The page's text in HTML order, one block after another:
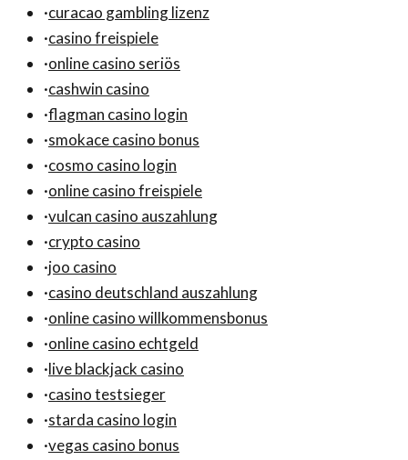
·curacao gambling lizenz
·casino freispiele
·online casino seriös
·cashwin casino
·flagman casino login
·smokace casino bonus
·cosmo casino login
·online casino freispiele
·vulcan casino auszahlung
·crypto casino
·joo casino
·casino deutschland auszahlung
·online casino willkommensbonus
·online casino echtgeld
·live blackjack casino
·casino testsieger
·starda casino login
·vegas casino bonus